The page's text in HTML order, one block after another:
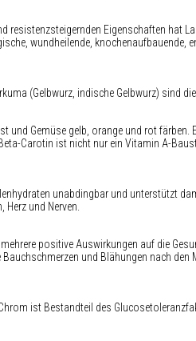
resistenzsteigernden Eigenschaften hat
wundheilende, knochenaufbauende,
(Gelbwurz, indische Gelbwurz) sind
und Gemüse gelb, orange und rot färben.
Carotin ist nicht nur ein Vitamin A-
unabdingbar und unterstützt
Herz und Nerven.
positive Auswirkungen auf die
und Blähungen nach den
ist Bestandteil des